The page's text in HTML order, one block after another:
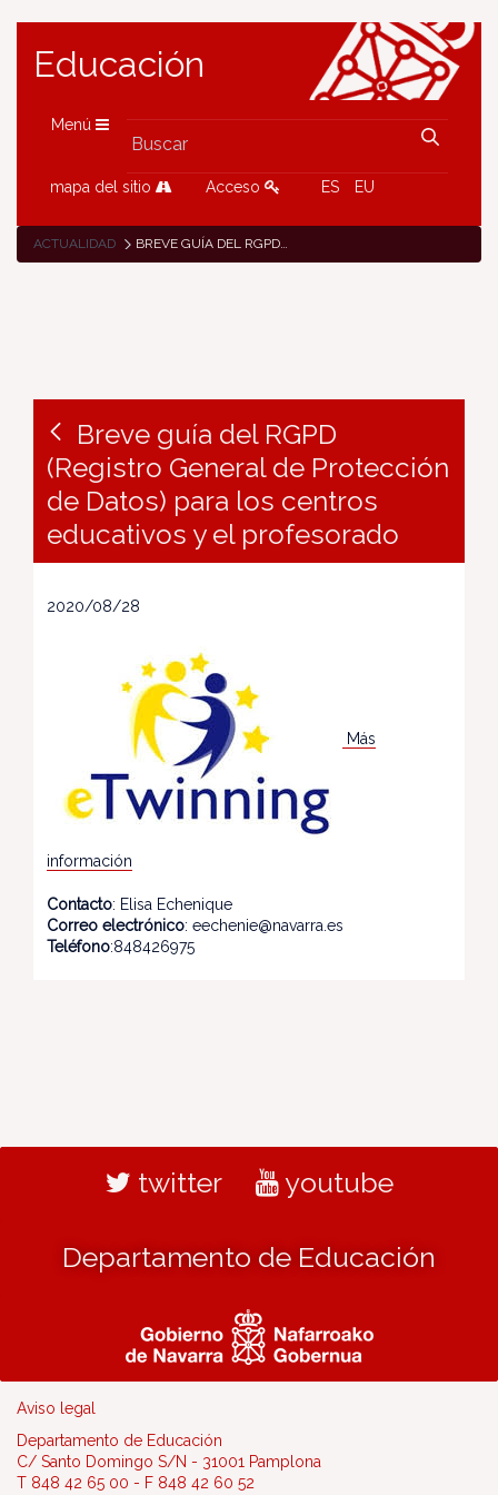
Educación
Menú
mapa del sitio Acceso ES EU
ACTUALIDAD BREVE GUÍA DEL RGPD (REGISTRO GENERAL DE PROTECCIÓN DE DATOS) PARA LOS CENTROS EDUCATIVOS Y EL PROFESORADO
Breve guía del RGPD
(Registro General de Protección
de Datos) para los centros
educativos y el profesorado
2020/08/28
Más
información
Contacto: Elisa Echenique
Correo electrónico: eechenie@navarra.es
Teléfono:848426975
twitter youtube
Departamento de Educación
Aviso legal
Departamento de Educación
C/ Santo Domingo S/N - 31001 Pamplona
T 848 42 65 00 - F 848 42 60 52